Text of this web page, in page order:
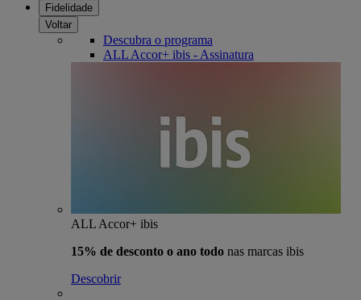
Fidelidade
Voltar
Descubra o programa
ALL Accor+ ibis - Assinatura
ALL Accor+ ibis
15% de desconto o ano todo nas marcas ibis
Descobrir